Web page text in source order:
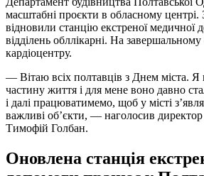
масштабні проєкти в обласному центрі.
відновили станцію екстреної медичної
відділень обллікарні. На завершальному
кардіоцентру.
— Вітаю всіх полтавців з Днем міста.
частину життя і для мене воно давно
і далі працюватимемо, щоб у місті
важливі об’єкти, — наголосив
Тимофій Голбан.
Оновлена станція